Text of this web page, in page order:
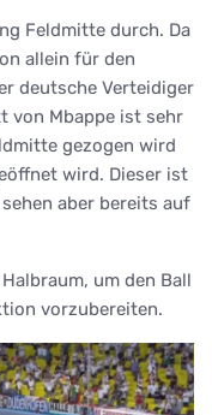
Feldmitte durch. Da
allein für den
deutsche Verteidiger
von Mbappe ist sehr
gezogen wird
wird. Dieser ist
aber bereits auf
um den Ball
vorzubereiten.